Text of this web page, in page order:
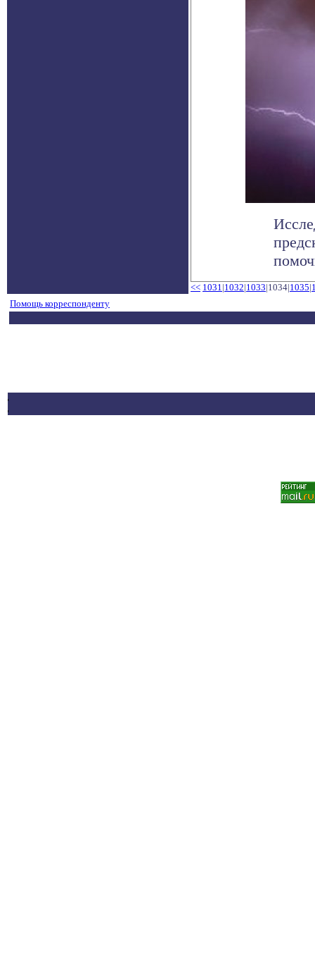
<< 1031|1032|1033|1034|1035|
Помощь корреспонденту